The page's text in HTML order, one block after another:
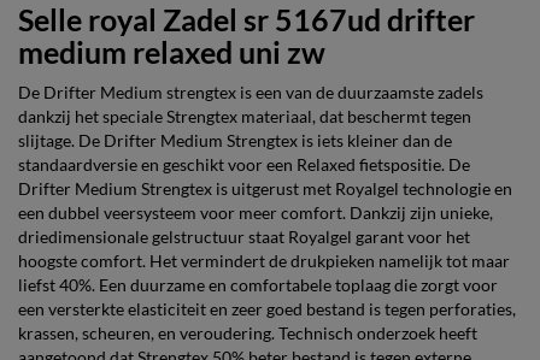
Selle royal Zadel sr 5167ud drifter
medium relaxed uni zw
De Drifter Medium strengtex is een van de duurzaamste zadels
dankzij het speciale Strengtex materiaal, dat beschermt tegen
slijtage. De Drifter Medium Strengtex is iets kleiner dan de
standaardversie en geschikt voor een Relaxed fietspositie. De
Drifter Medium Strengtex is uitgerust met Royalgel technologie en
een dubbel veersysteem voor meer comfort. Dankzij zijn unieke,
driedimensionale gelstructuur staat Royalgel garant voor het
hoogste comfort. Het vermindert de drukpieken namelijk tot maar
liefst 40%. Een duurzame en comfortabele toplaag die zorgt voor
een versterkte elasticiteit en zeer goed bestand is tegen perforaties,
krassen, scheuren, en veroudering. Technisch onderzoek heeft